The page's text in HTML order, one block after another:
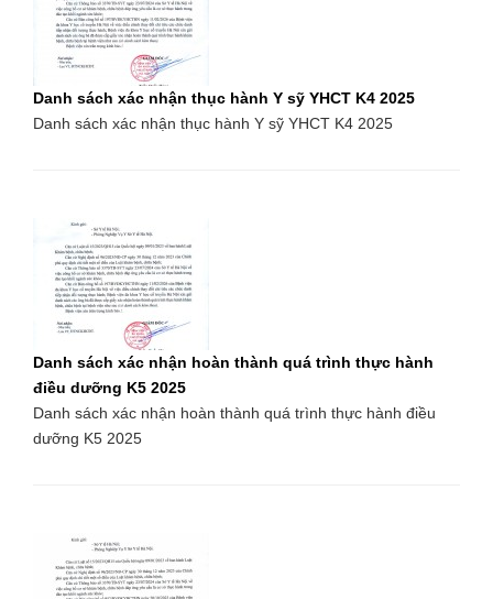
Danh sách xác nhận thục hành Y sỹ YHCT K4 2025
Danh sách xác nhận thục hành Y sỹ YHCT K4 2025
Danh sách xác nhận hoàn thành quá trình thực hành
điều dưỡng K5 2025
Danh sách xác nhận hoàn thành quá trình thực hành điều
dưỡng K5 2025